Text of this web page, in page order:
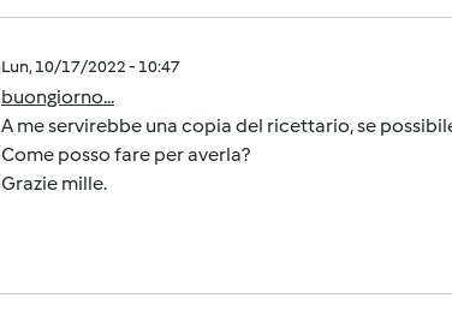
Lun, 10/17/2022 - 10:47
buongiorno...
A me servirebbe una copia del ricettario, se
Come posso fare per averla?
Grazie mille.